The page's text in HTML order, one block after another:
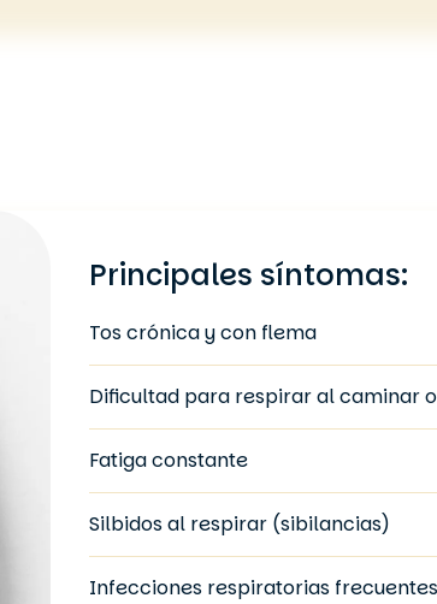
Principales síntomas:
Tos crónica y con flema
Dificultad para respirar al caminar
Fatiga constante
Silbidos al respirar (sibilancias)
Infecciones respiratorias frecuentes